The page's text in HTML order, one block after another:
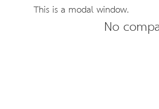
This is a modal window.
No